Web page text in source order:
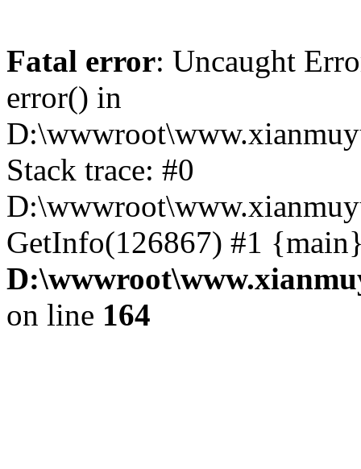
Fatal error: Uncaught
error() in
Stack trace: #0
GetInfo(126867) #1
on line 164